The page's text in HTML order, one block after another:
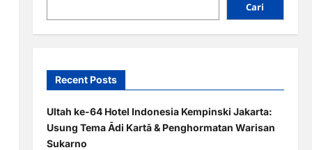
Cari
Recent Posts
Ultah ke-64 Hotel Indonesia Kempinski Jakarta:
Usung Tema Ādi Kartā & Penghormatan Warisan
Sukarno